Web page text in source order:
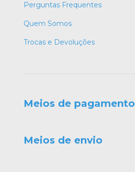
Perguntas Frequentes
Quem Somos
Trocas e Devoluções
Meios de pagamento
Meios de envio